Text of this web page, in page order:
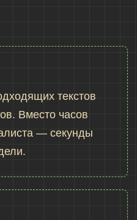
текстов
Вместо часов
— секунды